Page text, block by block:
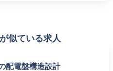
似ている求人
配電盤構造設計